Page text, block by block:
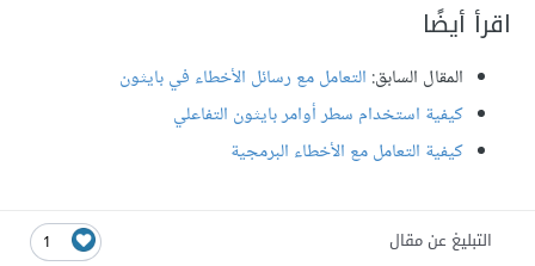
اقرأ أيضًا
المقال السابق: التعامل مع رسائل الأخطاء في بايثون
كيفية استخدام سطر أوامر بايثون التفاعلي
كيفية التعامل مع الأخطاء البرمجية
1 التبليغ عن مقال